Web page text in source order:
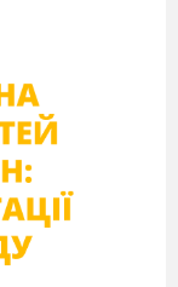
Біологічні ритми і
здоров’я.
сну в юнацькому